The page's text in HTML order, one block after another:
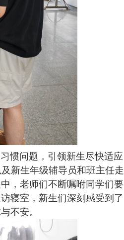
惯问题，引领新生尽快适应
新生年级辅导员和班主任走
，老师们不断嘱咐同学们要
寝室，新生们深刻感受到了
不安。